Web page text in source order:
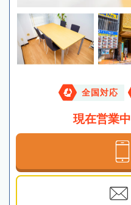
全国対応
現在営業中